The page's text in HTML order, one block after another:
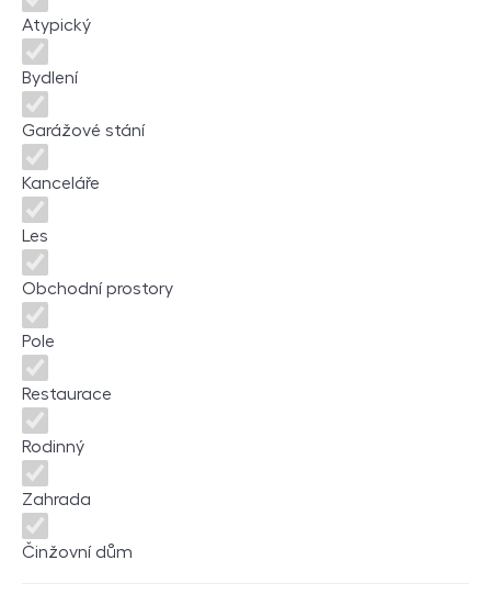
Atypický
Bydlení
Garážové stání
Kanceláře
Les
Obchodní prostory
Pole
Restaurace
Rodinný
Zahrada
Činžovní dům